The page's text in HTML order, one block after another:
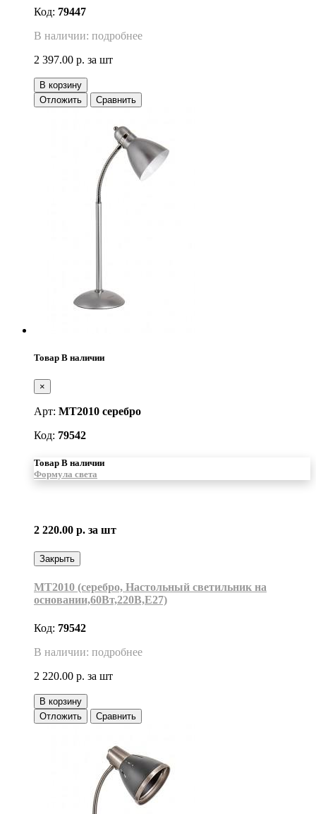
Код: 79447
В наличии: подробнее
2 397.00 р. за шт
В корзину
Отложить
Сравнить
Товар В наличии
×
Арт: MT2010 серебро
Код: 79542
Товар В наличии
Формула света
2 220.00 р. за шт
Закрыть
MT2010 (серебро, Настольный светильник на
основании,60Вт,220В,Е27)
Код: 79542
В наличии: подробнее
2 220.00 р. за шт
В корзину
Отложить
Сравнить